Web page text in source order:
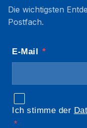
Die wichtigsten
Postfach.